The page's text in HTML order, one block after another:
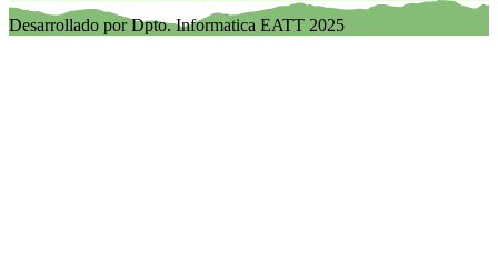
Desarrollado por Dpto. Informatica EATT 2025